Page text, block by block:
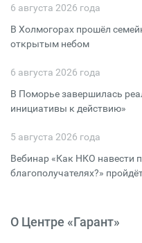
6 августа 2026 года
В Холмогорах прошёл
открытым небом
6 августа 2026 года
В Поморье завершилась
инициативы к действию»
5 августа 2026 года
Вебинар «Как НКО навести
благополучателях?»
О Центре «Гарант»